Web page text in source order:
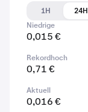
1H
24H
Niedrige
0,015 €
Rekordhoch
0,71 €
Aktuell
0,016 €